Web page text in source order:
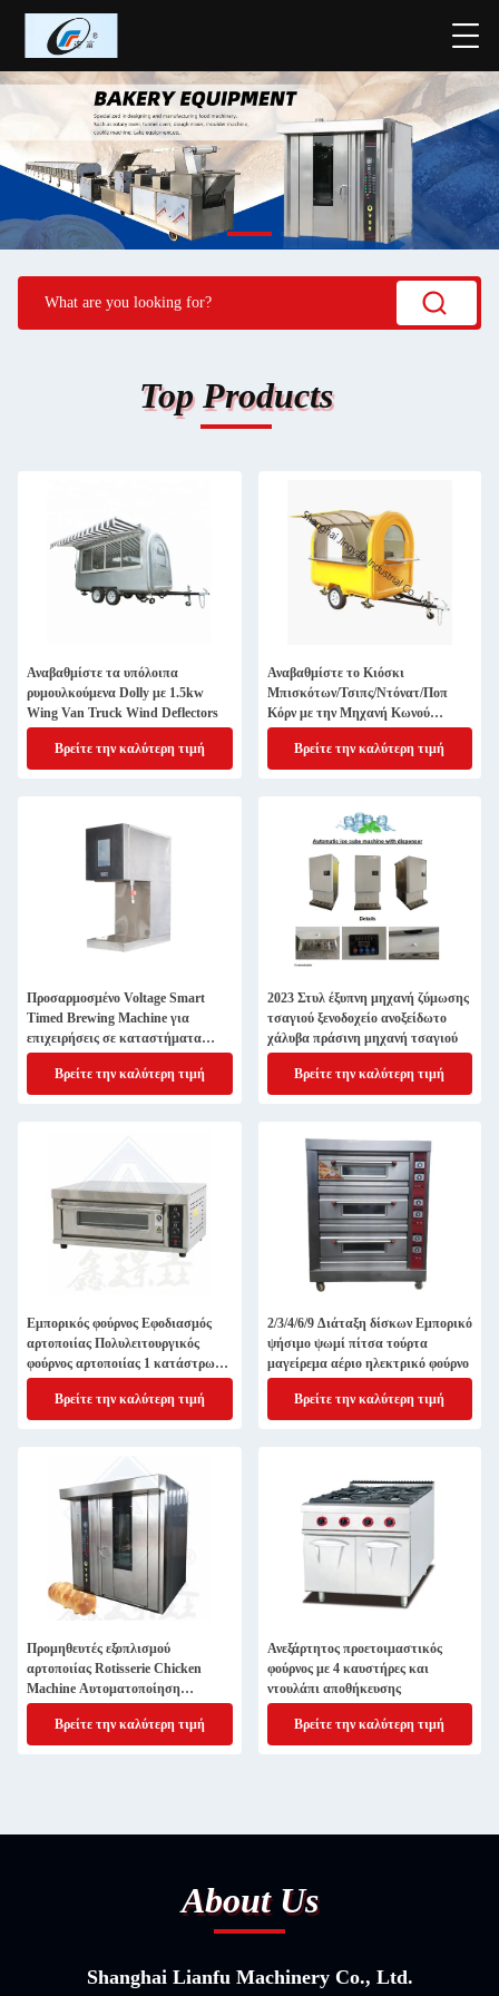
Top Products
Αναβαθμίστε τα υπόλοιπα
ρυμουλκούμενα Dolly με 1.5kw
Wing Van Truck Wind Deflectors
Βρείτε την καλύτερη τιμή
Αναβαθμίστε το Κιόσκι
Μπισκότων/Τσιπς/Ντόνατ/Ποπ
Κόρν με την Μηχανή Κωνού
Παγωτού Ταϊγιάκι
Βρείτε την καλύτερη τιμή
Προσαρμοσμένο Voltage Smart
Timed Brewing Machine για
επιχειρήσεις σε καταστήματα
τροφίμων και ποτών
Βρείτε την καλύτερη τιμή
2023 Στυλ έξυπνη μηχανή ζύμωσης
τσαγιού ξενοδοχείο ανοξείδωτο
χάλυβα πράσινη μηχανή τσαγιού
Βρείτε την καλύτερη τιμή
Εμπορικός φούρνος Εφοδιασμός
αρτοποιίας Πολυλειτουργικός
φούρνος αρτοποιίας 1 κατάστρωμα
Ηλεκτρικός φούρνος
Βρείτε την καλύτερη τιμή
2/3/4/6/9 Διάταξη δίσκων Εμπορικό
ψήσιμο ψωμί πίτσα τούρτα
μαγείρεμα αέριο ηλεκτρικό φούρνο
Βρείτε την καλύτερη τιμή
Προμηθευτές εξοπλισμού
αρτοποιίας Rotisserie Chicken
Machine Αυτοματοποίηση
Εμπορική αρτοποιία Ροταριακός
φούρνοςΒρείτε την καλύτερη τιμή
Ανεξάρτητος προετοιμαστικός
φούρνος με 4 καυστήρες και
ντουλάπι αποθήκευσης
Βρείτε την καλύτερη τιμή
About Us
Shanghai Lianfu Machinery Co., Ltd.